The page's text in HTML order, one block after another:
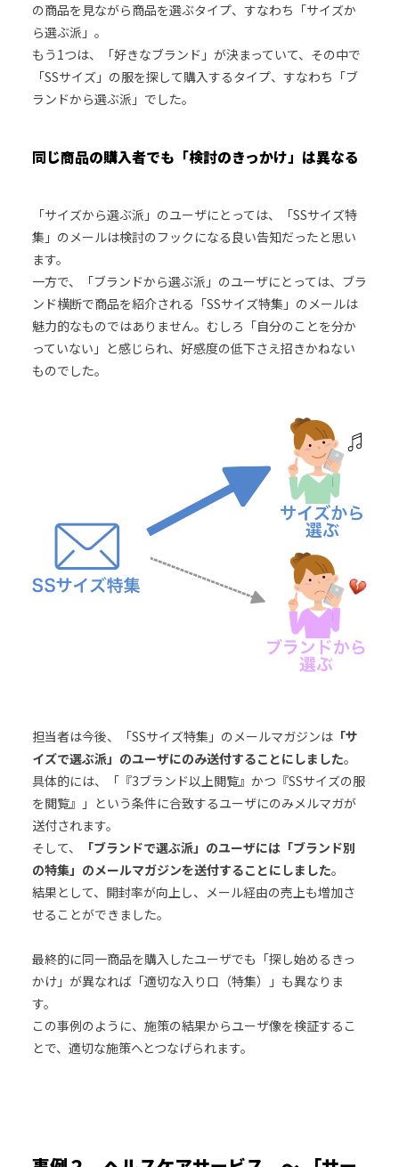
の商品を見ながら商品を選ぶタイプ、すなわち「サイズか
ら選ぶ派」。
もう1つは、「好きなブランド」が決まっていて、その中で
「SSサイズ」の服を探して購入するタイプ、すなわち「ブ
ランドから選ぶ派」でした。
同じ商品の購入者でも「検討のきっかけ」は異なる
「サイズから選ぶ派」のユーザにとっては、「SSサイズ特
集」のメールは検討のフックになる良い告知だったと思い
ます。
一方で、「ブランドから選ぶ派」のユーザにとっては、ブラ
ンド横断で商品を紹介される「SSサイズ特集」のメールは
魅力的なものではありません。むしろ「自分のことを分か
っていない」と感じられ、好感度の低下さえ招きかねない
ものでした。
担当者は今後、「SSサイズ特集」のメールマガジンは「サ
イズで選ぶ派」のユーザにのみ送付することにしました。
具体的には、「『3ブランド以上閲覧』かつ『SSサイズの服
を閲覧』」という条件に合致するユーザにのみメルマガが
送付されます。
そして、
「ブランドで選ぶ派」のユーザには「ブランド別
の特集」のメールマガジンを送付することにしました。
結果として、開封率が向上し、メール経由の売上も増加さ
せることができました。
最終的に同一商品を購入したユーザでも「探し始めるきっ
かけ」が異なれば「適切な入り口（特集）」も異なりま
す。
この事例のように、施策の結果からユーザ像を検証するこ
とで、適切な施策へとつなげられます。